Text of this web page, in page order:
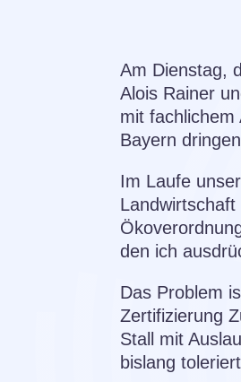
Am Dienstag,
Alois Rainer
mit fachlichem
Bayern
Im Laufe
den ich
Das Problem
Zertifizierung
Stall mit
bislang